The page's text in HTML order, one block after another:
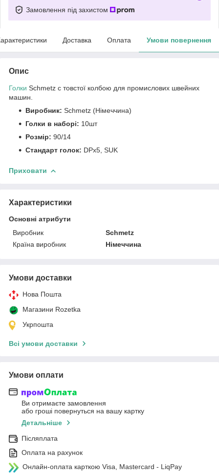
Замовлення під захистом
Доставка Оплата Умови повернення
Опис
Голки Schmetz c товстої колбою для промислових швейних
машин.
Виробник: Schmetz (Німеччина)
Голки в наборі: 10шт
Розмір: 90/14
Стандарт голок: DPx5, SUK
Приховати
Характеристики
Основні атрибути
Виробник
Schmetz
Країна виробник
Німеччина
Умови доставки
Нова Пошта
Магазини Rozetka
Укрпошта
Всі умови доставки
Умови оплати
Ви отримаєте замовлення
або гроші повернуться на вашу картку
Детальніше
Післяплата
Оплата на рахунок
Онлайн-оплата карткою Visa, Mastercard - LiqPay